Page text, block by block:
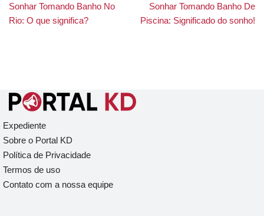
Sonhar Tomando Banho No
Rio: O que significa?
Sonhar Tomando Banho De
Piscina: Significado do sonho!
Expediente
Sobre o Portal KD
Política de Privacidade
Termos de uso
Contato com a nossa equipe